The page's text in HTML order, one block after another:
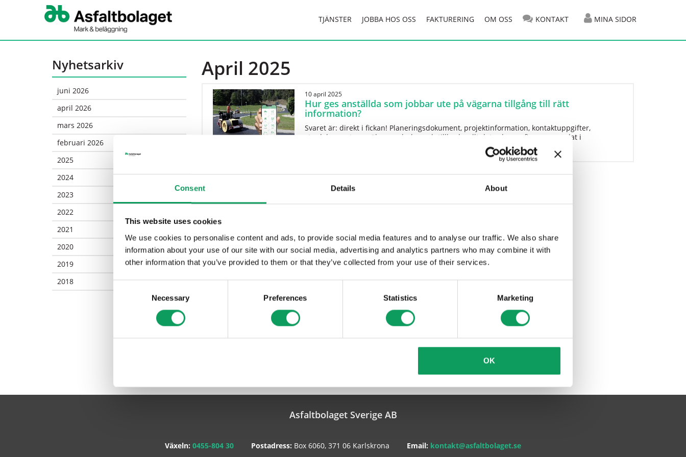
Consent Details About
This website uses cookies
We use cookies to personalise content and ads, to provide social media features and to analyse our traffic. We also share
information about your use of our site with our social media, advertising and analytics partners who may combine it with
other information that you’ve provided to them or that they’ve collected from your use of their services.
Necessary Preferences Statistics Marketing
OK
MINA SIDOR
TJÄNSTER JOBBA HOS OSS FAKTURERING OM OSS KONTAKT
Nyhetsarkiv
juni 2026
april 2026
mars 2026
februari 2026
2025
2024
2023
2022
2021
2020
2019
2018
April 2025
10 april 2025
Hur ges anställda som jobbar ute på vägarna tillgång till rätt
information?
Svaret är: direkt i fickan! Planeringsdokument, projektinformation, kontaktuppgifter,
styrdokument, anmälan av olyckor och tillbud – allt det och mer finns nu samlat i
Asfaltbolaget Sverige AB
Växeln: 0455-804 30 Postadress: Box 6060, 371 06 Karlskrona Email: kontakt@asfaltbolaget.se